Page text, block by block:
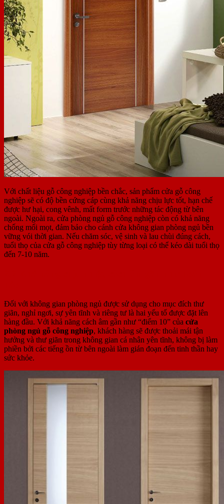
Với chất liệu gỗ công nghiệp bền chắc, sản phẩm cửa gỗ công
nghiệp sẽ có độ bền cứng cáp cùng khả năng chịu lực tốt, hạn chế
được hư hại, cong vênh, mất form trước những tác động từ bên
ngoài. Ngoài ra, cửa phòng ngủ gỗ công nghiệp còn có khả năng
chống mối mọt, đảm bảo cho cánh cửa không gian phòng ngủ bền
vững vói thời gian. Nếu chăm sóc, vệ sinh và lau chùi đúng cách,
tuổi thọ của cửa gỗ công nghiệp tùy từng loại có thể kéo dài tuổi thọ
đến 7-10 năm.
Đối với không gian phòng ngủ được sử dụng cho mục đích thư
giãn, nghỉ ngơi, sự yên tĩnh và riêng tư là hai yếu tố được đặt lên
hàng đầu. Với khả năng cách âm gần như “điểm 10” của cửa
phòng ngủ gỗ công nghiệp, khách hàng sẽ được thoải mái tận
hưởng và thư giãn trong không gian cá nhân yên tĩnh, không bị làm
phiền bởi các tiếng ồn từ bên ngoài làm gián đoạn đến tinh thần hay
sức khỏe.